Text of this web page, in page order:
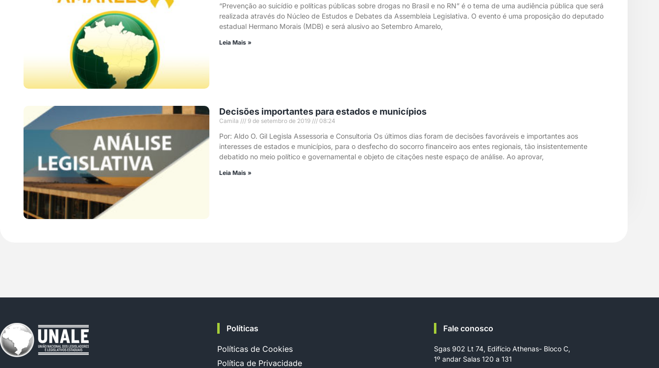
“Prevenção ao suicídio e políticas públicas sobre drogas no Brasil e no RN” é o tema de uma audiência pública que será
realizada através do Núcleo de Estudos e Debates da Assembleia Legislativa. O evento é uma proposição do deputado
estadual Hermano Morais (MDB) e será alusivo ao Setembro Amarelo,
Leia Mais »
Decisões importantes para estados e municípios
Camila 9 de setembro de 2019 08:24
Por: Aldo O. Gil Legisla Assessoria e Consultoria Os últimos dias foram de decisões favoráveis e importantes aos
interesses de estados e municípios, para o desfecho do socorro financeiro aos entes regionais, tão insistentemente
debatido no meio político e governamental e objeto de citações neste espaço de análise. Ao aprovar,
Leia Mais »
Políticas
Políticas de Cookies
Política de Privacidade
Fale conosco
Sgas 902 Lt 74, Edifício Athenas- Bloco C,
1º andar Salas 120 a 131